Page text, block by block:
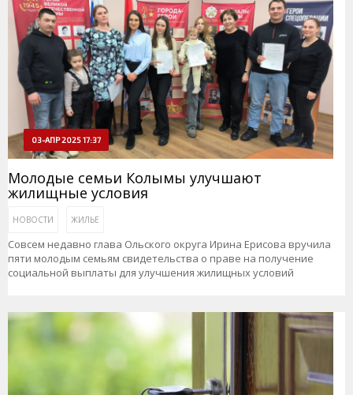
03-АПР 2025 17:37
Молодые семьи Колымы улучшают
жилищные условия
НОВОСТИ ЖИЛЬЕ
Совсем недавно глава Ольского округа Ирина Ерисова вручила
пяти молодым семьям свидетельства о праве на получение
социальной выплаты для улучшения жилищных условий